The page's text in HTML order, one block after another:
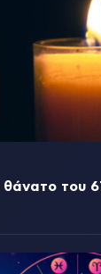
θάνατο του